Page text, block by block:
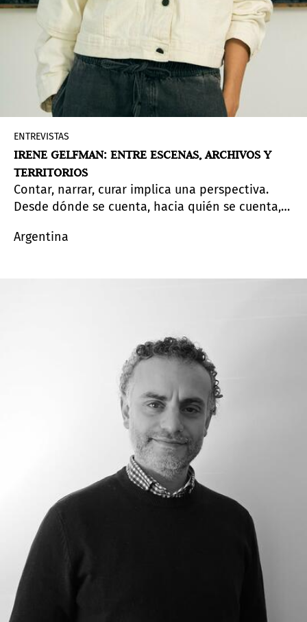
ENTREVISTAS
IRENE GELFMAN: ENTRE ESCENAS, ARCHIVOS Y
TERRITORIOS
Contar, narrar, curar implica una perspectiva.
Desde dónde se cuenta, hacia quién se cuenta,
la hora de pensar una exposición. A la hora de
crítica de arte y gestora cultural argentina. Se
Argentina